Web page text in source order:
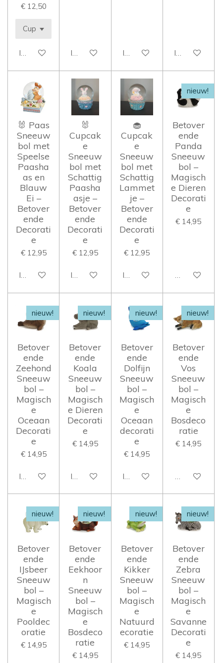
€ 12,50
In winkelwagenIn winkelwagenIn winkelwagenIn
🐰 Paas
Sneeuw
bol met
Speelse
Paasha
as en
Blauw
Ei –
Betover
ende
Decorati
e
€ 12,95
In winkelwagen
🐰
Cupcak
e
Sneeuw
bol met
Schattig
Paasha
asje –
Betover
ende
Decorati
e
€ 12,95
In winkelwagen
🧁
Cupcak
e
Sneeuw
bol met
Schattig
Lammet
je –
Betover
ende
Decorati
e
€ 12,95
In winkelwagen
nieuw!
Betover
ende
Panda
Sneeuw
bol –
Magisch
e Dieren
Decorati
e
€ 14,95
Houd mij op
nieuw!
Betover
ende
Zeehond
Sneeuw
bol –
Magisch
e
Oceaan
Decorati
e
€ 14,95
In winkelwagen
nieuw!
Betover
ende
Koala
Sneeuw
bol –
Magisch
e Dieren
Decorati
e
€ 14,95
In winkelwagen
nieuw!
Betover
ende
Dolfijn
Sneeuw
bol –
Magisch
e
Oceaan
decorati
e
€ 14,95
In winkelwagen
nieuw!
Betover
ende
Vos
Sneeuw
bol –
Magisch
e
Bosdeco
ratie
€ 14,95
Houd mij op
nieuw!
Betover
ende
IJsbeer
Sneeuw
bol –
Magisch
e
Pooldec
oratie
€ 14,95
nieuw!
Betover
ende
Eekhoor
n
Sneeuw
bol –
Magisch
e
Bosdeco
ratie
€ 14,95
nieuw!
Betover
ende
Kikker
Sneeuw
bol –
Magisch
e
Natuurd
ecoratie
€ 14,95
nieuw!
Betover
ende
Zebra
Sneeuw
bol –
Magisch
e
Savanne
Decorati
e
€ 14,95